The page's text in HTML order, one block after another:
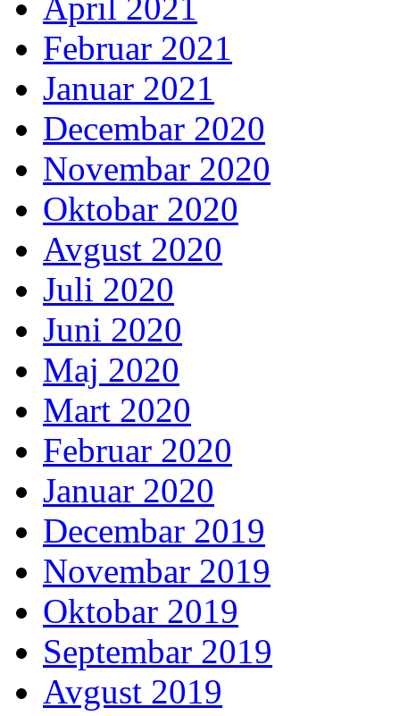
April 2021
Februar 2021
Januar 2021
Decembar 2020
Novembar 2020
Oktobar 2020
Avgust 2020
Juli 2020
Juni 2020
Maj 2020
Mart 2020
Februar 2020
Januar 2020
Decembar 2019
Novembar 2019
Oktobar 2019
Septembar 2019
Avgust 2019